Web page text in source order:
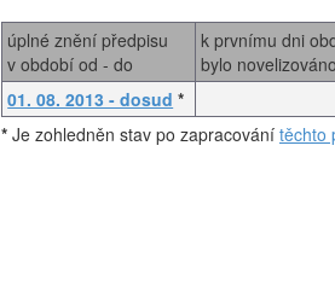
úplné znění předpisu
v období od - do
k prvnímu dni
bylo
01. 08. 2013 - dosud *
* Je zohledněn stav po zapracování těchto